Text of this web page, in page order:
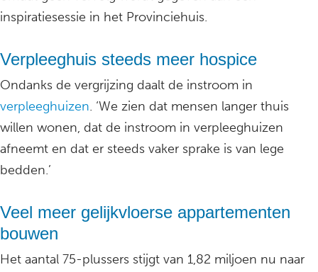
inspiratiesessie in het Provinciehuis.
Verpleeghuis steeds meer hospice
Ondanks de vergrijzing daalt de instroom in
verpleeghuizen. ‘We zien dat mensen langer thuis
willen wonen, dat de instroom in verpleeghuizen
afneemt en dat er steeds vaker sprake is van lege
bedden.’
Veel meer gelijkvloerse appartementen
bouwen
Het aantal 75-plussers stijgt van 1,82 miljoen nu naar